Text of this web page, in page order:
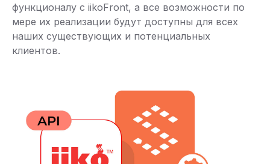
функционалу с iikoFront, а все возможности по
мере их реализации будут доступны для всех
наших существующих и потенциальных
клиентов.